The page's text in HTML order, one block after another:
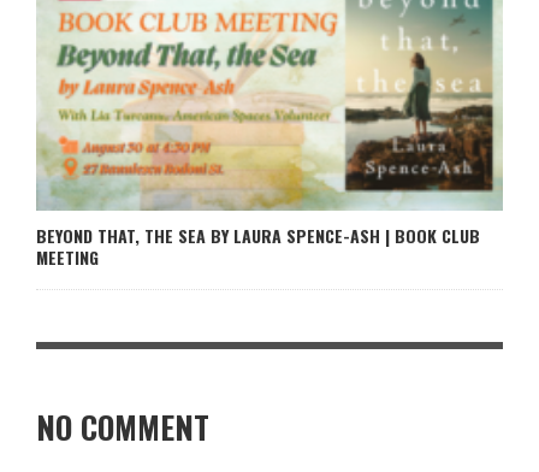
BEYOND THAT, THE SEA BY LAURA SPENCE-ASH | BOOK CLUB
MEETING
NO COMMENT